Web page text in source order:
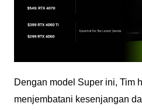
Dengan model Super ini, Tim
menjembatani kesenjangan